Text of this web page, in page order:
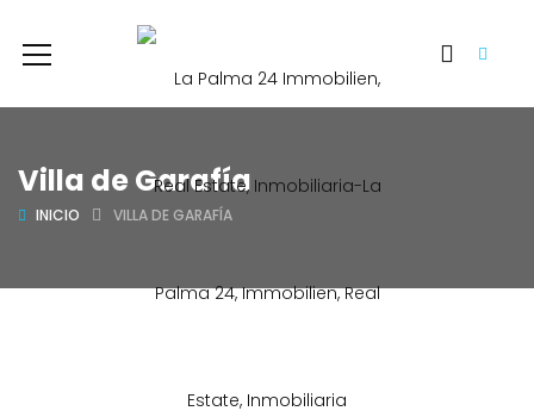
Villa de Garafía
INICIO VILLA DE GARAFÍA